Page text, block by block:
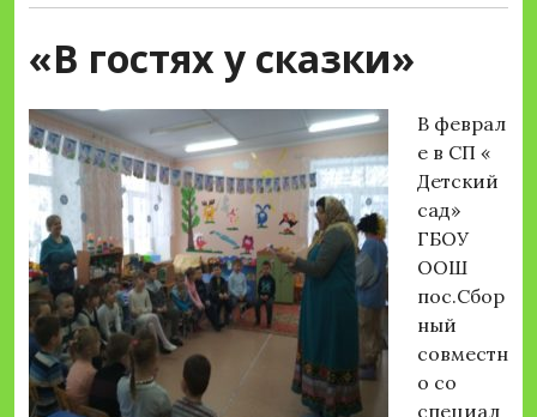
«В гостях у сказки»
В феврал
е в СП «
Детский
сад»
ГБОУ
ООШ
пос.Сбор
ный
совместн
о со
специал